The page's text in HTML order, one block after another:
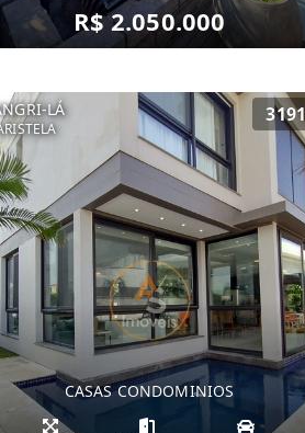
R$ 2.050.000
LÁ 3191
CASAS CONDOMINIOS